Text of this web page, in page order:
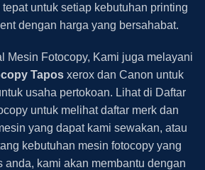
untuk setiap kebutuhan printing
dengan harga yang bersahabat.
Mesin Fotocopy, Kami juga melayani
Taposxerox dan Canon untuk
usaha pertokoan. Lihat di Daftar
untuk melihat daftar merk dan
yang dapat kami sewakan, atau
kebutuhan mesin fotocopy yang
anda, kami akan membantu dengan